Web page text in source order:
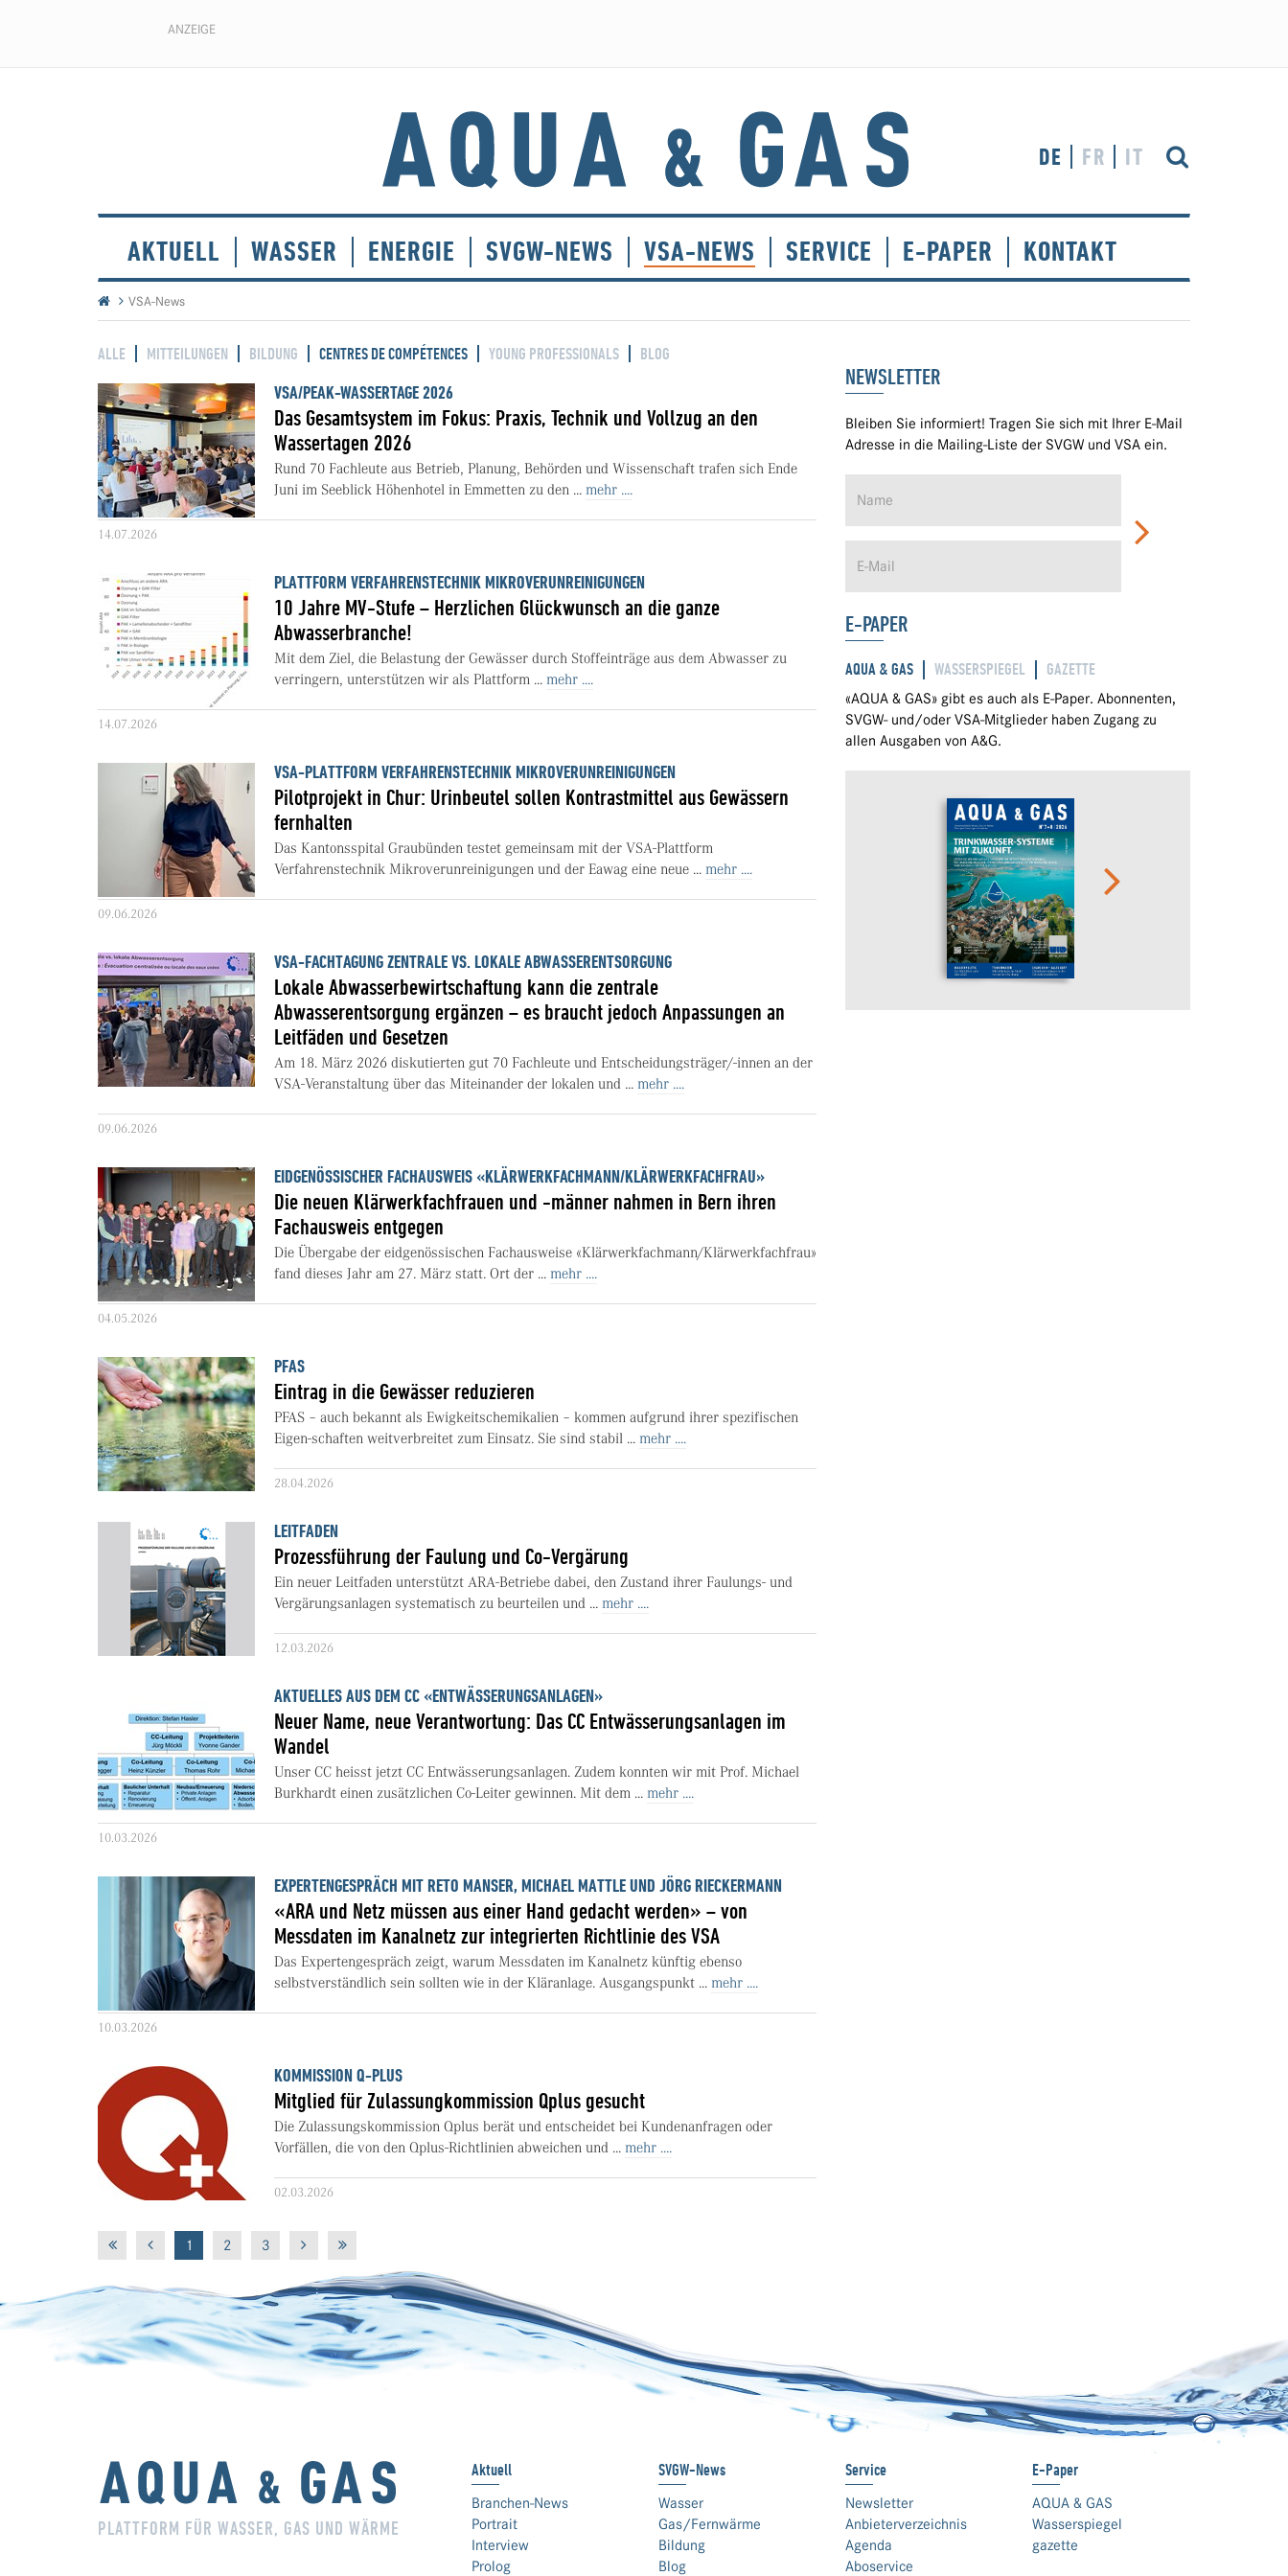
ANZEIGE
DE FR IT
AKTUELL WASSER ENERGIE SVGW-NEWS VSA-NEWS SERVICE E-PAPER KONTAKT
VSA-News
ALLE MITTEILUNGEN BILDUNG CENTRES DE COMPÉTENCES YOUNG PROFESSIONALS BLOG
VSA/PEAK-WASSERTAGE 2026
Das Gesamtsystem im Fokus: Praxis, Technik und Vollzug an den
Wassertagen 2026
Rund 70 Fachleute aus Betrieb, Planung, Behörden und Wissenschaft trafen sich Ende
Juni im Seeblick Höhenhotel in Emmetten zu den ... mehr ....
14.07.2026
PLATTFORM VERFAHRENSTECHNIK MIKROVERUNREINIGUNGEN
10 Jahre MV-Stufe – Herzlichen Glückwunsch an die ganze
Abwasserbranche!
Mit dem Ziel, die Belastung der Gewässer durch Stoffeinträge aus dem Abwasser zu
verringern, unterstützen wir als Plattform ... mehr ....
14.07.2026
VSA-PLATTFORM VERFAHRENSTECHNIK MIKROVERUNREINIGUNGEN
Pilotprojekt in Chur: Urinbeutel sollen Kontrastmittel aus Gewässern
fernhalten
Das Kantonsspital Graubünden testet gemeinsam mit der VSA-Plattform
Verfahrenstechnik Mikroverunreinigungen und der Eawag eine neue ... mehr ....
09.06.2026
VSA-FACHTAGUNG ZENTRALE VS. LOKALE ABWASSERENTSORGUNG
Lokale Abwasserbewirtschaftung kann die zentrale
Abwasserentsorgung ergänzen – es braucht jedoch Anpassungen an
Leitfäden und Gesetzen
Am 18. März 2026 diskutierten gut 70 Fachleute und Entscheidungsträger/-innen an der
VSA-Veranstaltung über das Miteinander der lokalen und ... mehr ....
09.06.2026
EIDGENÖSSISCHER FACHAUSWEIS «KLÄRWERKFACHMANN/KLÄRWERKFACHFRAU»
Die neuen Klärwerkfachfrauen und -männer nahmen in Bern ihren
Fachausweis entgegen
Die Übergabe der eidgenössischen Fachausweise «Klärwerkfachmann/Klärwerkfachfrau»
fand dieses Jahr am 27. März statt. Ort der ... mehr ....
04.05.2026
PFAS
Eintrag in die Gewässer reduzieren
PFAS – auch bekannt als Ewigkeitschemikalien – kommen aufgrund ihrer spezifischen
Eigen-schaften weitverbreitet zum Einsatz. Sie sind stabil ... mehr ....
28.04.2026
LEITFADEN
Prozessführung der Faulung und Co-Vergärung
Ein neuer Leitfaden unterstützt ARA-Betriebe dabei, den Zustand ihrer Faulungs- und
Vergärungsanlagen systematisch zu beurteilen und ... mehr ....
12.03.2026
AKTUELLES AUS DEM CC «ENTWÄSSERUNGSANLAGEN»
Neuer Name, neue Verantwortung: Das CC Entwässerungsanlagen im
Wandel
Unser CC heisst jetzt CC Entwässerungsanlagen. Zudem konnten wir mit Prof. Michael
Burkhardt einen zusätzlichen Co-Leiter gewinnen. Mit dem ... mehr ....
10.03.2026
EXPERTENGESPRÄCH MIT RETO MANSER, MICHAEL MATTLE UND JÖRG RIECKERMANN
«ARA und Netz müssen aus einer Hand gedacht werden» – von
Messdaten im Kanalnetz zur integrierten Richtlinie des VSA
Das Expertengespräch zeigt, warum Messdaten im Kanalnetz künftig ebenso
selbstverständlich sein sollten wie in der Kläranlage. Ausgangspunkt ... mehr ....
10.03.2026
KOMMISSION Q-PLUS
Mitglied für Zulassungkommission Qplus gesucht
Die Zulassungskommission Qplus berät und entscheidet bei Kundenanfragen oder
Vorfällen, die von den Qplus-Richtlinien abweichen und ... mehr ....
02.03.2026
1 2 3
NEWSLETTER
Bleiben Sie informiert! Tragen Sie sich mit Ihrer E-Mail
Adresse in die Mailing-Liste der SVGW und VSA ein.
E-PAPER
AQUA & GAS WASSERSPIEGEL GAZETTE
«AQUA & GAS» gibt es auch als E-Paper. Abonnenten,
SVGW- und/oder VSA-Mitglieder haben Zugang zu
allen Ausgaben von A&G.
PLATTFORM FÜR WASSER, GAS UND WÄRME
Aktuell
Branchen-News
Portrait
Interview
Prolog
SVGW-News
Wasser
Gas/Fernwärme
Bildung
Blog
Service
Newsletter
Anbieterverzeichnis
Agenda
Aboservice
E-Paper
AQUA & GAS
Wasserspiegel
gazette